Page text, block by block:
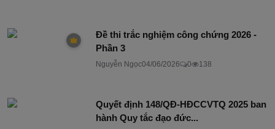
Đề thi trắc nghiệm công chứng 2026 -
Phần 3
Nguyễn Ngọc04/06/2026 0 138
Quyết định 148/QĐ-HĐCCVTQ 2025 ban
hành Quy tắc đạo đức...